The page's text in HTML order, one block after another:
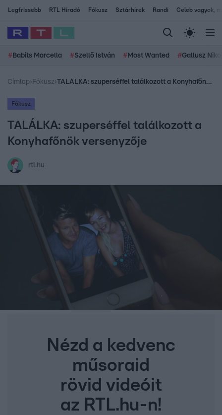
Legfrissebb RTL Híradó Fókusz Sztárhírek Randi Celeb vagyok,
# Babits Marcella #Szellő István # Most Wanted #Gallusz
Címlap› Fókusz› TALÁLKA: szuperséffel találkozott a Konyhafőnök versenyzője
Fókusz
TALÁLKA: szuperséffel találkozott a
Konyhafőnök versenyzője
rtl.hu
Nézd a kedvenc
műsoraid
rövid videóit
az RTL.hu-n!